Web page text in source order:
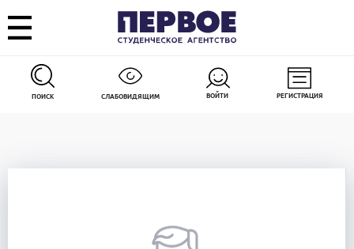
ПОИСК СЛАБОВИДЯЩИМ ВОЙТИ РЕГИСТРАЦИЯ